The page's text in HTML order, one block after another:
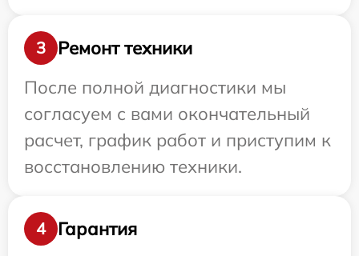
3
Ремонт техники
После полной диагностики мы
согласуем с вами окончательный
расчет, график работ и приступим к
восстановлению техники.
4
Гарантия